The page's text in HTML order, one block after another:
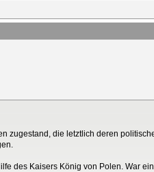
zugestand, die letztlich deren
des Kaisers König von Polen. War